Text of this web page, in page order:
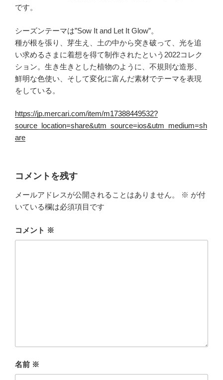
です。
シーズンテーマは”Sow It and Let It Glow”。
種が根を張り、芽生え、土の中から突き破って、光を追
い求めるさまに着想を得て制作されたという2022コレク
ション。生き生きとした植物のように、不規則な造形、
鮮明な色使い、そして変化に富んだ素材でテーマを表現
をしている。
https://jp.mercari.com/item/m17388449532?
source_location=share&utm_source=ios&utm_medium=sh
are
コメントを残す
メールアドレスが公開されることはありません。 ※ が付
いている欄は必須項目です
コメント ※
名前 ※